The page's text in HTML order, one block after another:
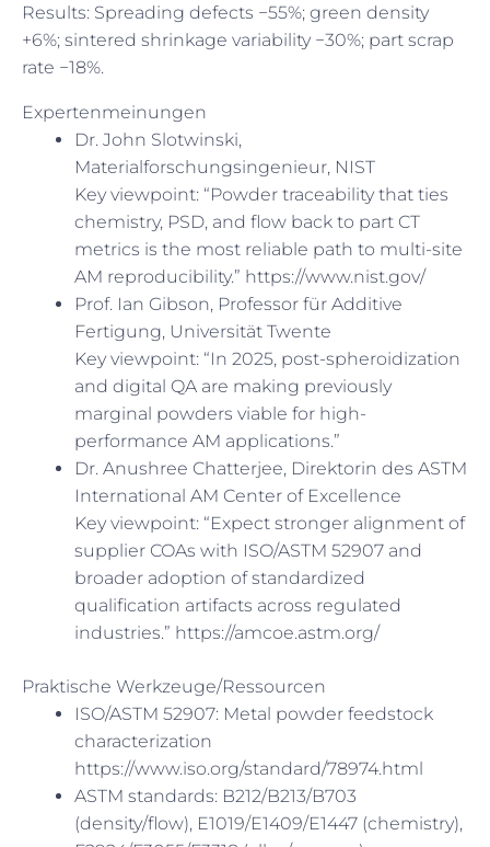
Results: Spreading defects −55%; green density
+6%; sintered shrinkage variability −30%; part scrap
rate −18%.
Expertenmeinungen
Dr. John Slotwinski,
Materialforschungsingenieur, NIST
Key viewpoint: “Powder traceability that ties
chemistry, PSD, and flow back to part CT
metrics is the most reliable path to multi-site
AM reproducibility.” https://www.nist.gov/
Prof. Ian Gibson, Professor für Additive
Fertigung, Universität Twente
Key viewpoint: “In 2025, post-spheroidization
and digital QA are making previously
marginal powders viable for high-
performance AM applications.”
Dr. Anushree Chatterjee, Direktorin des ASTM
International AM Center of Excellence
Key viewpoint: “Expect stronger alignment of
supplier COAs with ISO/ASTM 52907 and
broader adoption of standardized
qualification artifacts across regulated
industries.” https://amcoe.astm.org/
Praktische Werkzeuge/Ressourcen
ISO/ASTM 52907: Metal powder feedstock
characterization
https://www.iso.org/standard/78974.html
ASTM standards: B212/B213/B703
(density/flow), E1019/E1409/E1447 (chemistry),